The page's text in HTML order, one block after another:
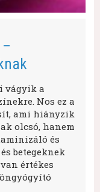
vágyik a
Nos ez a
ami hiányzik
olcsó, hanem
és
betegeknek
értékes